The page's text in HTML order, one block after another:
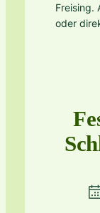
Freising.
oder